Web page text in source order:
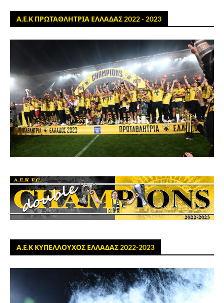
Α.Ε.Κ ΠΡΩΤΑΘΛΗΤΡΙΑ ΕΛΛΑΔΑΣ 2022 - 2023
Α.Ε.Κ ΚΥΠΕΛΛΟΥΧΟΣ ΕΛΛΑΔΑΣ 2022-2023